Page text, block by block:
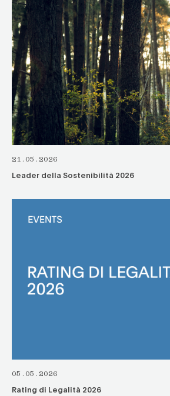
21.05.2026
Leader della Sostenibilità 2026
05.05.2026
Rating di Legalità 2026